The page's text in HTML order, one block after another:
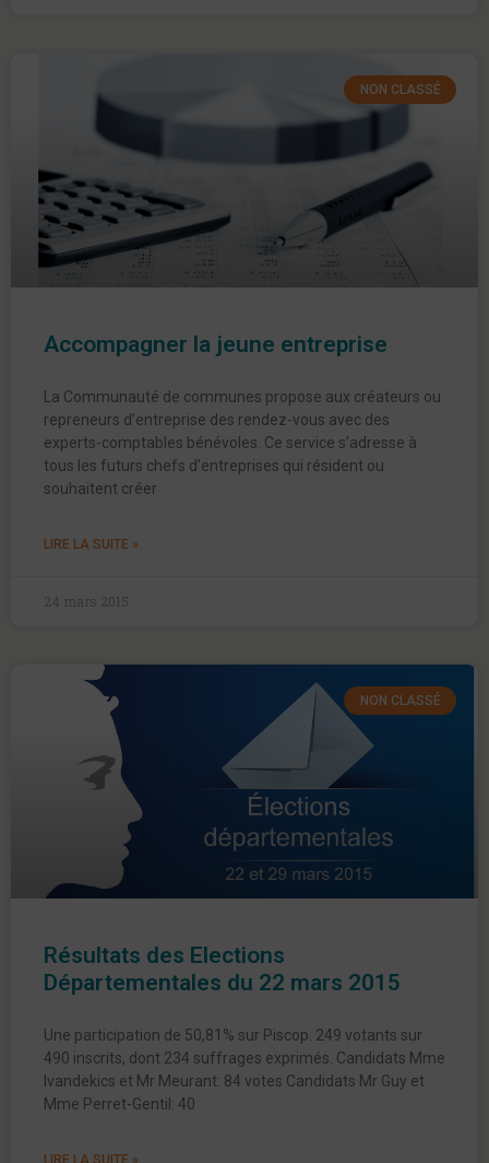
NON CLASSÉ
Accompagner la jeune entreprise
La Communauté de communes propose aux créateurs ou
repreneurs d’entreprise des rendez-vous avec des
experts-comptables bénévoles. Ce service s’adresse à
tous les futurs chefs d’entreprises qui résident ou
souhaitent créer
LIRE LA SUITE »
24 mars 2015
NON CLASSÉ
Résultats des Elections
Départementales du 22 mars 2015
Une participation de 50,81% sur Piscop. 249 votants sur
490 inscrits, dont 234 suffrages exprimés. Candidats Mme
Ivandekics et Mr Meurant: 84 votes Candidats Mr Guy et
Mme Perret-Gentil: 40
LIRE LA SUITE »